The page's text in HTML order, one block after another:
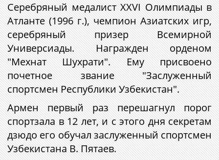
Серебряный медалист XXVI Олимпиады в
Атланте (1996 г.), чемпион Азиатских игр,
серебряный призер Всемирной
Универсиады. Награжден орденом
"Мехнат Шухрати". Ему присвоено
почетное звание "Заслуженный
спортсмен Республики Узбекистан".
Армен первый раз перешагнул порог
спортзала в 12 лет, и с этого дня секретам
дзюдо его обучал заслуженный спортсмен
Узбекистана В. Пятаев.